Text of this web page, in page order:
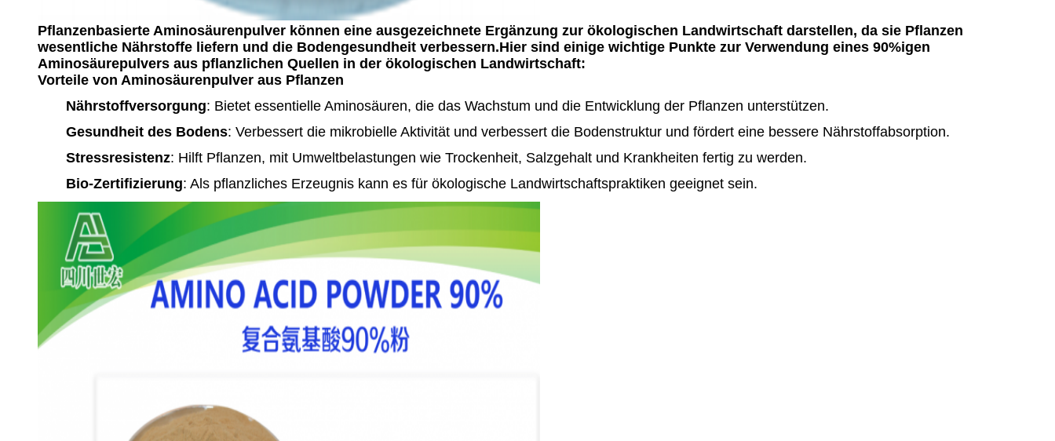
Pflanzenbasierte Aminosäurenpulver können eine ausgezeichnete Ergänzung zur ökologischen Landwirtschaft darstellen, da sie Pflanzen
wesentliche Nährstoffe liefern und die Bodengesundheit verbessern.Hier sind einige wichtige Punkte zur Verwendung eines 90%igen
Aminosäurepulvers aus pflanzlichen Quellen in der ökologischen Landwirtschaft:
Vorteile von Aminosäurenpulver aus Pflanzen
Nährstoffversorgung: Bietet essentielle Aminosäuren, die das Wachstum und die Entwicklung der Pflanzen unterstützen.
Gesundheit des Bodens: Verbessert die mikrobielle Aktivität und verbessert die Bodenstruktur und fördert eine bessere Nährstoffabsorption.
Stressresistenz: Hilft Pflanzen, mit Umweltbelastungen wie Trockenheit, Salzgehalt und Krankheiten fertig zu werden.
Bio-Zertifizierung: Als pflanzliches Erzeugnis kann es für ökologische Landwirtschaftspraktiken geeignet sein.